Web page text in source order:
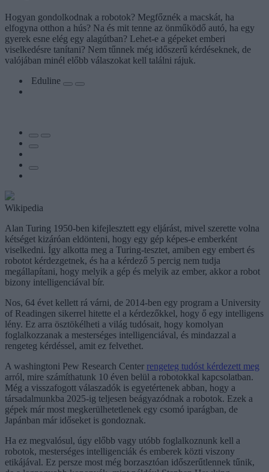
Hogyan gondolkodnak a robotok? Megfőznék a macskát, ha
elfogyna otthon a hús? Na és mit tenne az önműködő autó, ha egy
gyerek esne elég egy alagútban? Lehet-e a gépeket emberi
viselkedésre tanítani? Nem tűnnek még időszerű kérdéseknek, de
valójában minél előbb válaszokat kell találni rájuk.
Eduline
Wikipedia
Alan Turing 1950-ben kifejlesztett egy eljárást, mivel szerette volna
kétséget kizáróan eldönteni, hogy egy gép képes-e emberként
viselkedni. Így alkotta meg a Turing-tesztet, amiben egy embert és
robotot kérdezgetnek, és ha a kérdező 5 percig nem tudja
megállapítani, hogy melyik a gép és melyik az ember, akkor a robot
bizony intelligenciával bír.
Nos, 64 évet kellett rá várni, de 2014-ben egy program a University
of Readingen sikerrel hitette el a kérdezőkkel, hogy ő egy intelligens
lény. Ez arra ösztökélheti a világ tudósait, hogy komolyan
foglalkozzanak a mesterséges intelligenciával, és mindazzal a
rengeteg kérdéssel, amit ez felvethet.
A washingtoni Pew Research Center rengeteg tudóst kérdezett meg
arról, mire számíthatunk 10 éven belül a robotokkal kapcsolatban.
Még a visszafogott válaszadók is egyetértenek abban, hogy a
társadalmunkba 2025-ig teljesen beágyazódnak a robotok. Ezek a
gépek már most megkerülhetetlenek egy csomó iparágban, de
Japánban már időseket is gondoznak.
Ha ez megvalósul, úgy előbb vagy utóbb foglalkoznunk kell a
robotok, mesterséges intelligenciák és emberek közti viszony
etikájával. Ez persze most még borzasztóan időszerűtlennek tűnik,